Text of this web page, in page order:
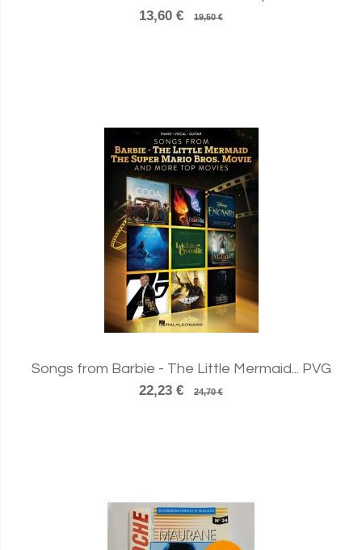
13,60 €
19,50 €
Songs from Barbie - The Little Mermaid... PVG
22,23 €
24,70 €